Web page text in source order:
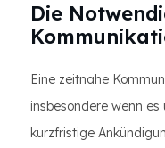
Die
Eine zeitnahe
insbesondere wenn
kurzfristige